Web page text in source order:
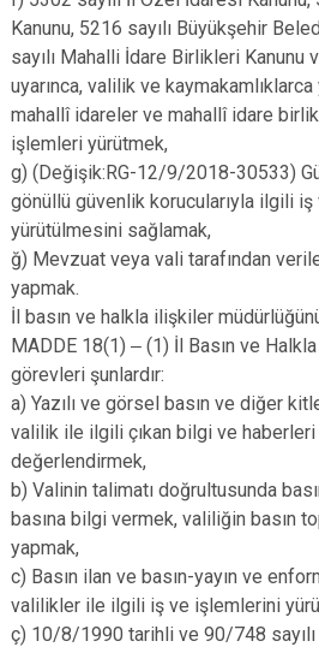
Kanunu, 5216 sayılı Büyükşehir
sayılı Mahalli İdare Birlikleri Kanunu
uyarınca, valilik ve kaymakamlıklarca
mahallî idareler ve mahallî idare
işlemleri yürütmek,
g) (Değişik:RG-12/9/2018-30533)
gönüllü güvenlik korucularıyla ilgili
yürütülmesini sağlamak,
ğ) Mevzuat veya vali tarafından
yapmak.
İl basın ve halkla ilişkiler
MADDE 18(1) ‒ (1) İl Basın ve
görevleri şunlardır:
a) Yazılı ve görsel basın ve diğer
valilik ile ilgili çıkan bilgi ve
değerlendirmek,
b) Valinin talimatı doğrultusunda
basına bilgi vermek, valiliğin basın
yapmak,
c) Basın ilan ve basın-yayın ve
valilikler ile ilgili iş ve işlemlerini
ç) 10/8/1990 tarihli ve 90/748 sayılı